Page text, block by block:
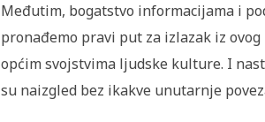
Međutim, bogatstvo informacijama i
pronađemo pravi put za izlazak iz
općim svojstvima ljudske kulture. I
su naizgled bez ikakve unutarnje